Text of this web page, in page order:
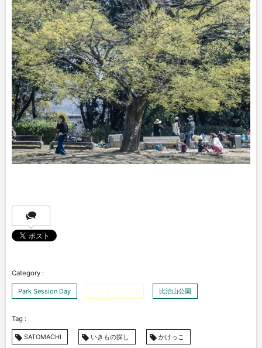
Park Session Day ワークショップ 比治山公園
SATOMACHI いきもの探し かけっこ